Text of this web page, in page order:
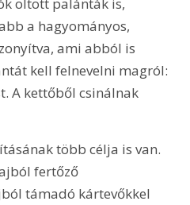
a hagyományos,
ami abból is
kell felnevelni magról:
A kettőből csinálnak
több célja is van.
fertőző
támadó kártevőkkel